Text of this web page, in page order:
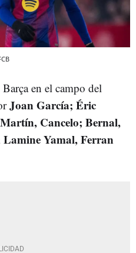
en el campo del
Joan García; Éric
Cancelo; Bernal,
Yamal, Ferran